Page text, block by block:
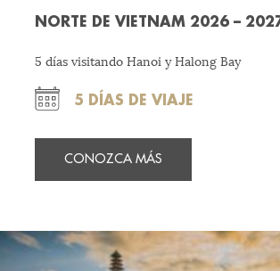
NORTE DE VIETNAM 2026 –
5 días visitando Hanoi y Halong Bay
5 DÍAS DE VIAJE
CONOZCA MÁS